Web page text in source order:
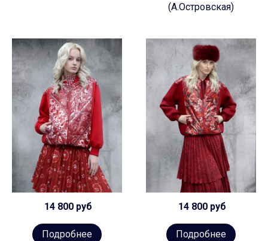
(А.Островская)
14 800 руб
Подробнее
14 800 руб
Подробнее